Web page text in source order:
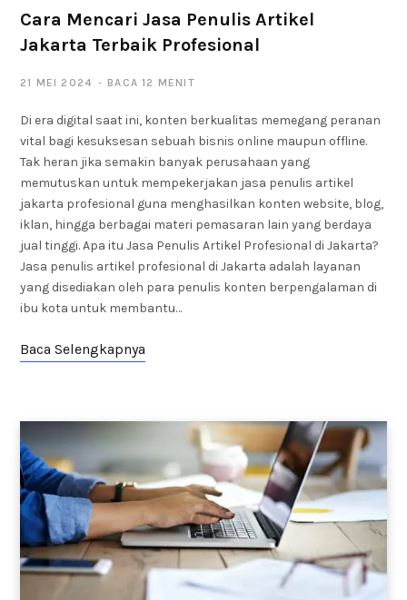
Cara Mencari Jasa Penulis Artikel
Jakarta Terbaik Profesional
21 MEI 2024 BACA 12 MENIT
Di era digital saat ini, konten berkualitas memegang peranan
vital bagi kesuksesan sebuah bisnis online maupun offline.
Tak heran jika semakin banyak perusahaan yang
memutuskan untuk mempekerjakan jasa penulis artikel
jakarta profesional guna menghasilkan konten website, blog,
iklan, hingga berbagai materi pemasaran lain yang berdaya
jual tinggi. Apa itu Jasa Penulis Artikel Profesional di Jakarta?
Jasa penulis artikel profesional di Jakarta adalah layanan
yang disediakan oleh para penulis konten berpengalaman di
ibu kota untuk membantu…
Baca Selengkapnya